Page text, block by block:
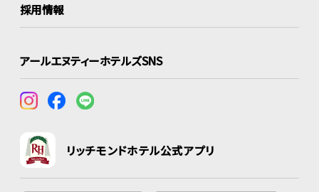
採用情報
アールエヌティーホテルズSNS
リッチモンドホテル公式アプリ